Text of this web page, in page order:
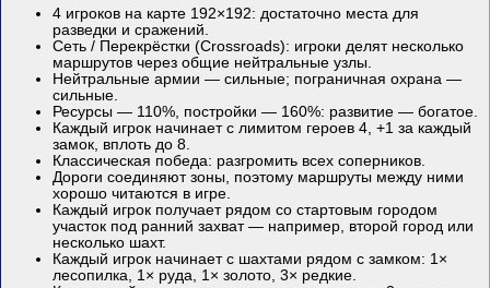
4 игроков на карте 192×192: достаточно места для
разведки и сражений.
Сеть / Перекрёстки (Crossroads): игроки делят несколько
маршрутов через общие нейтральные узлы.
Нейтральные армии — сильные; пограничная охрана —
сильные.
Ресурсы — 110%, постройки — 160%: развитие — богатое.
Каждый игрок начинает с лимитом героев 4, +1 за каждый
замок, вплоть до 8.
Классическая победа: разгромить всех соперников.
Дороги соединяют зоны, поэтому маршруты между ними
хорошо читаются в игре.
Каждый игрок получает рядом со стартовым городом
участок под ранний захват — например, второй город или
несколько шахт.
Каждый игрок начинает с шахтами рядом с замком: 1×
лесопилка, 1× руда, 1× золото, 3× редкие.